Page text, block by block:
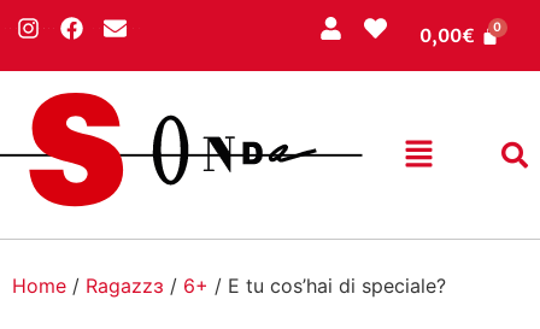
0,00€
Home / Ragazzɜ / 6+ / E tu cos’hai di speciale?